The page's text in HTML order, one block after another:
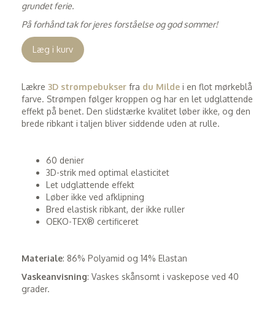
grundet ferie.
På forhånd tak for jeres forståelse og god sommer!
Læg i kurv
Lækre 3D strømpebukser fra du Milde i en flot mørkeblå
farve. Strømpen følger kroppen og har en let udglattende
effekt på benet. Den slidstærke kvalitet løber ikke, og den
brede ribkant i taljen bliver siddende uden at rulle.
60 denier
3D-strik med optimal elasticitet
Let udglattende effekt
Løber ikke ved afklipning
Bred elastisk ribkant, der ikke ruller
OEKO-TEX® certificeret
Materiale: 86% Polyamid og 14% Elastan
Vaskeanvisning: Vaskes skånsomt i vaskepose ved 40
grader.